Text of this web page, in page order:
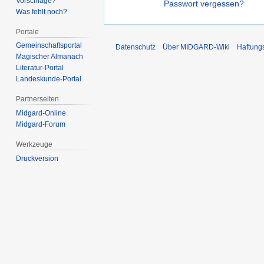
Passwort vergessen?
Was fehlt noch?
Portale
Gemeinschafts­portal
Magischer Almanach
Literatur-Portal
Landeskunde-Portal
Partnerseiten
Midgard-Online
Midgard-Forum
Werkzeuge
Druckversion
Datenschutz Über MIDGARD-Wiki